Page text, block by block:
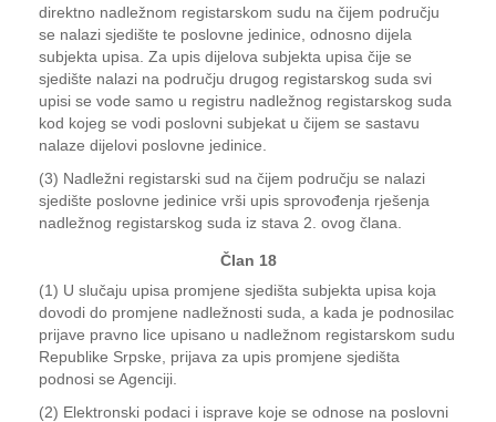
direktno nadležnom registarskom sudu na čijem području
se nalazi sjedište te poslovne jedinice, odnosno dijela
subjekta upisa. Za upis dijelova subjekta upisa čije se
sjedište nalazi na području drugog registarskog suda svi
upisi se vode samo u registru nadležnog registarskog suda
kod kojeg se vodi poslovni subjekat u čijem se sastavu
nalaze dijelovi poslovne jedinice.
(3) Nadležni registarski sud na čijem području se nalazi
sjedište poslovne jedinice vrši upis sprovođenja rješenja
nadležnog registarskog suda iz stava 2. ovog člana.
Član 18
(1) U slučaju upisa promjene sjedišta subjekta upisa koja
dovodi do promjene nadležnosti suda, a kada je podnosilac
prijave pravno lice upisano u nadležnom registarskom sudu
Republike Srpske, prijava za upis promjene sjedišta
podnosi se Agenciji.
(2) Elektronski podaci i isprave koje se odnose na poslovni